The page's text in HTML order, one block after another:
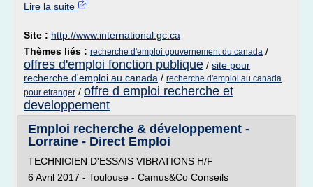
Lire la suite
Site : http://www.international.gc.ca
Thèmes liés : recherche d'emploi gouvernement du canada /
offres d'emploi fonction publique / site pour
recherche d'emploi au canada / recherche d'emploi au canada
pour etranger / offre d emploi recherche et
developpement
Emploi recherche & développement -
Lorraine - Direct Emploi
TECHNICIEN D'ESSAIS VIBRATIONS H/F
6 Avril 2017 - Toulouse - Camus&Co Conseils